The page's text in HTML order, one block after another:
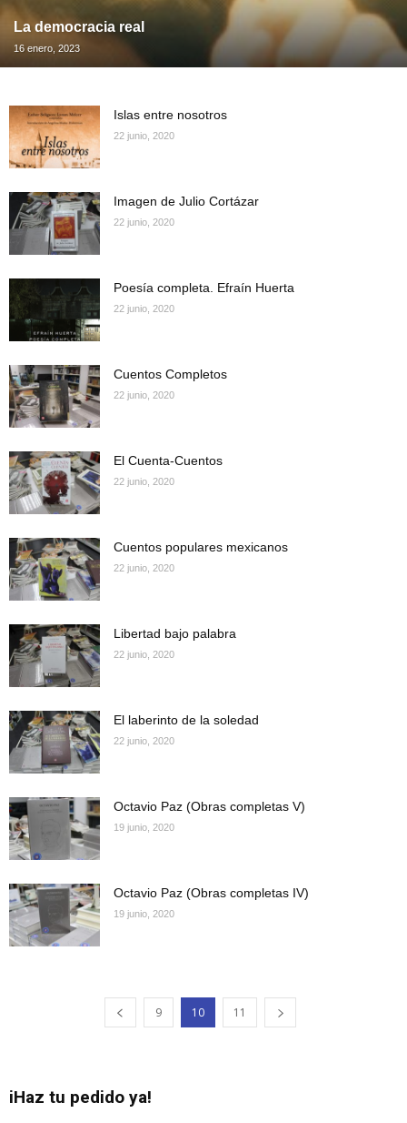
La democracia real
16 enero, 2023
Islas entre nosotros
22 junio, 2020
Imagen de Julio Cortázar
22 junio, 2020
Poesía completa. Efraín Huerta
22 junio, 2020
Cuentos Completos
22 junio, 2020
El Cuenta-Cuentos
22 junio, 2020
Cuentos populares mexicanos
22 junio, 2020
Libertad bajo palabra
22 junio, 2020
El laberinto de la soledad
22 junio, 2020
Octavio Paz (Obras completas V)
19 junio, 2020
Octavio Paz (Obras completas IV)
19 junio, 2020
9 10 11
iHaz tu pedido ya!